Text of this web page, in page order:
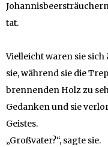
tat.
Vielleicht waren sie
sie, während sie die
brennenden Holz zu
Gedanken und sie
Geistes.
„Großvater?“, sagte sie.